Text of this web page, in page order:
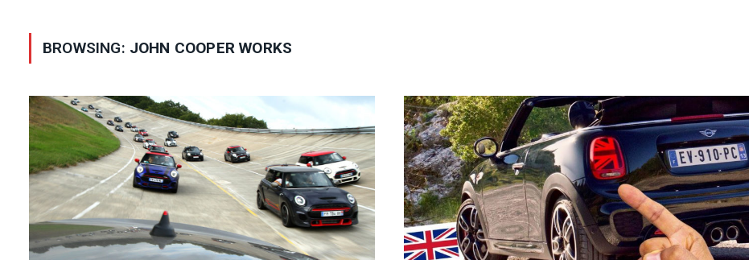
BROWSING: JOHN COOPER WORKS